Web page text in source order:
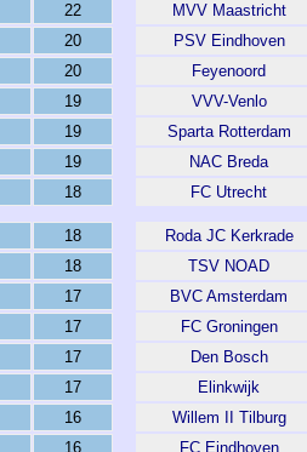
22 MVV Maastricht
20 PSV Eindhoven
20 Feyenoord
19 VVV-Venlo
19 Sparta Rotterdam
19 NAC Breda
18 FC Utrecht
18 Roda JC Kerkrade
18 TSV NOAD
17 BVC Amsterdam
17 FC Groningen
17 Den Bosch
17 Elinkwijk
16 Willem II Tilburg
16 FC Eindhoven